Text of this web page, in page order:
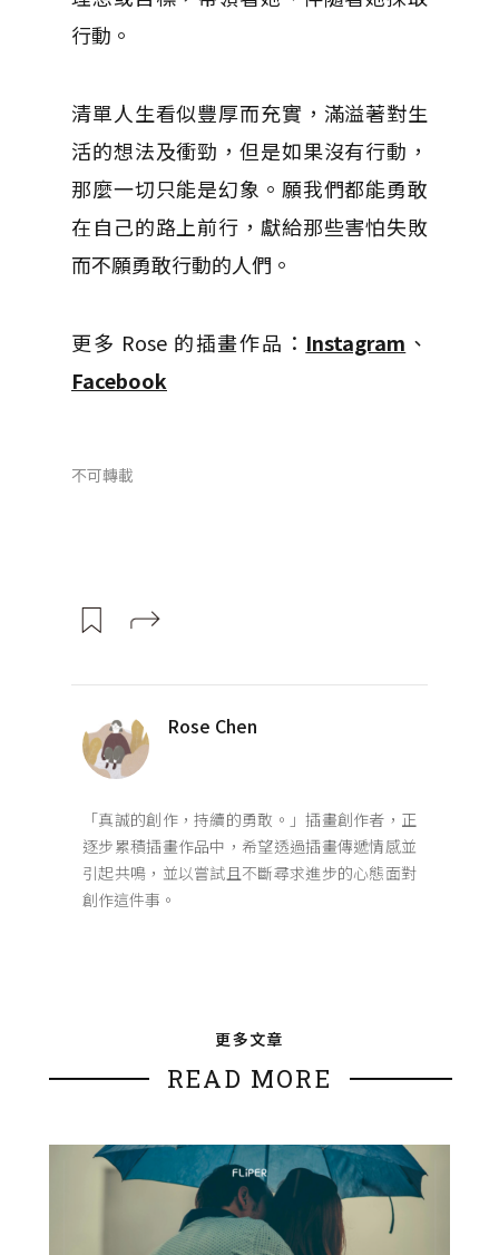
行動。
清單人生看似豐厚而充實，滿溢著對生
活的想法及衝勁，但是如果沒有行動，
那麼一切只能是幻象。願我們都能勇敢
在自己的路上前行，獻給那些害怕失敗
而不願勇敢行動的人們。
更多 Rose 的插畫作品： Instagram 、
Facebook
不可轉載
Rose Chen
「真誠的創作，持續的勇敢。」插畫創作者，正
逐步累積插畫作品中，希望透過插畫傳遞情感並
引起共鳴，並以嘗試且不斷尋求進步的心態面對
創作這件事。
更多文章
READ MORE